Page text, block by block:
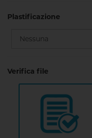
Plastificazione
Verifica file